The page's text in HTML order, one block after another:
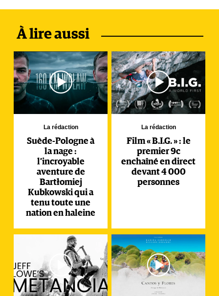
À lire aussi
La rédaction
Suède-Pologne à
la nage :
l’incroyable
aventure de
Bartłomiej
Kubkowski qui a
tenu toute une
nation en haleine
La rédaction
Film « B.I.G. » : le
premier 9c
enchaîné en direct
devant 4 000
personnes